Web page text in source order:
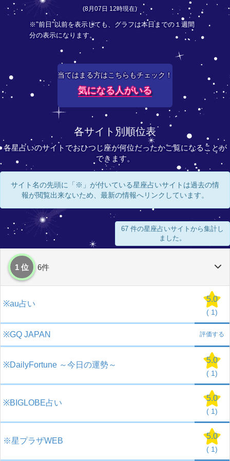
(8月07日 12時現在)
※"前日"以前を表示しても、グラフは本日までの１週間
分の表示になります。
当てはまる方はこちらもチェック！
気になる人がいる
各サイト別順位表
各星占いのサイトでおひつじ座が何位だったかご覧になることが
できます。
サイト名の先頭に「※」が付いている星座占いサイトは過去の情
報が閲覧出来ないため、最新の情報へリンクしています。
67 件の星座占いサイトから集計し
ました。
1 位 6件
※au占い
5.0
( 1)
※GQ JAPAN 評価する
※DailyFortune ～今日の運勢～
5.0
( 1)
※BIGLOBE占い
5.0
( 1)
※星プラザWEB
5.0
( 1)